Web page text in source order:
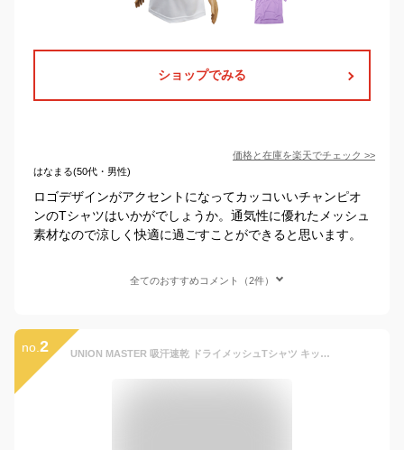
ショップでみる
価格と在庫を楽天でチェック >>
はなまる(50代・男性)
ロゴデザインがアクセントになってカッコいいチャンピオ
ンのTシャツはいかがでしょうか。通気性に優れたメッシュ
素材なので涼しく快適に過ごすことができると思います。
全てのおすすめコメント（2件）
no. 2 UNION MASTER 吸汗速乾 ドライメッシュTシャツ キッズ ジュニア 子供 子ども 子供服 Tシャツ 半袖 クルーネック 男の子 130 140 150 160 赤/緑/紺/黒 130-160cm um-036-037-b 【BB】